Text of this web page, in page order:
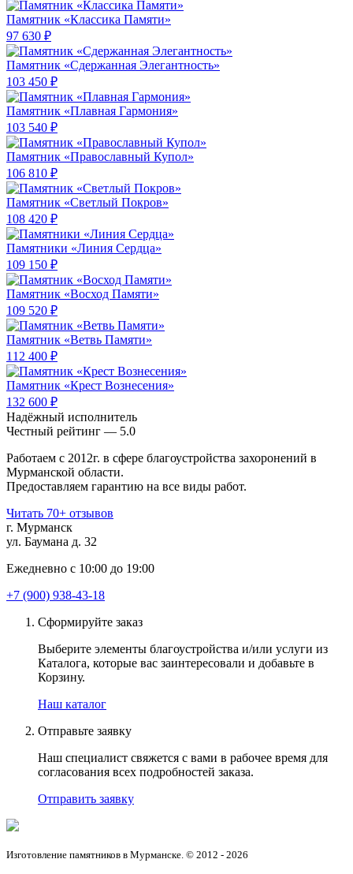
Памятник «Классика Памяти»
97 630 ₽
Памятник «Сдержанная Элегантность»
103 450 ₽
Памятник «Плавная Гармония»
103 540 ₽
Памятник «Православный Купол»
106 810 ₽
Памятник «Светлый Покров»
108 420 ₽
Памятники «Линия Сердца»
109 150 ₽
Памятник «Восход Памяти»
109 520 ₽
Памятник «Ветвь Памяти»
112 400 ₽
Памятник «Крест Вознесения»
132 600 ₽
Надёжный исполнитель
Чеcтный рейтинг — 5.0
Работаем с 2012г. в сфере благоустройства захоронений в
Мурманской области.
Предоставляем гарантию на все виды работ.
Читать 70+ отзывов
г. Мурманск
ул. Баумана д. 32
Ежедневно с 10:00 до 19:00
+7 (900) 938-43-18
Сформируйте заказ
Выберите элементы благоустройства и/или услуги из
Каталога, которые вас заинтересовали и добавьте в
Корзину.
Наш каталог
Отправьте заявку
Наш специалист свяжется с вами в рабочее время для
согласования всех подробностей заказа.
Отправить заявку
Изготовление памятников в Мурманске. © 2012 - 2026